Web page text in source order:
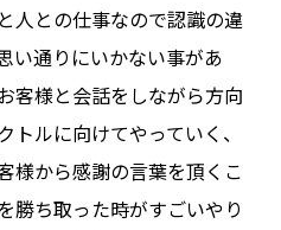
人との仕事なので認識の違
い通りにいかない事があ
客様と会話をしながら方向
トルに向けてやっていく、
様から感謝の言葉を頂くこ
勝ち取った時がすごいやり